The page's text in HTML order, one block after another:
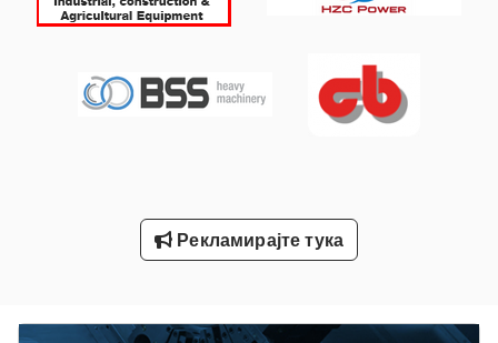
Турбо Молекуларна Пумпа
Турбо Пумпа
Центрифугална Пумпа За Вода 200 Mh
Центрифугална Пумпа За Вода 300 L Мин
Рекламирајте тука